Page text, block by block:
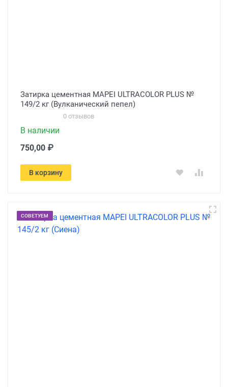
Затирка цементная MAPEI ULTRACOLOR PLUS №
149/2 кг (Вулканический пепел)
0 отзывов
В наличии
750,00 ₽
В корзину
СОВЕТУЕМ